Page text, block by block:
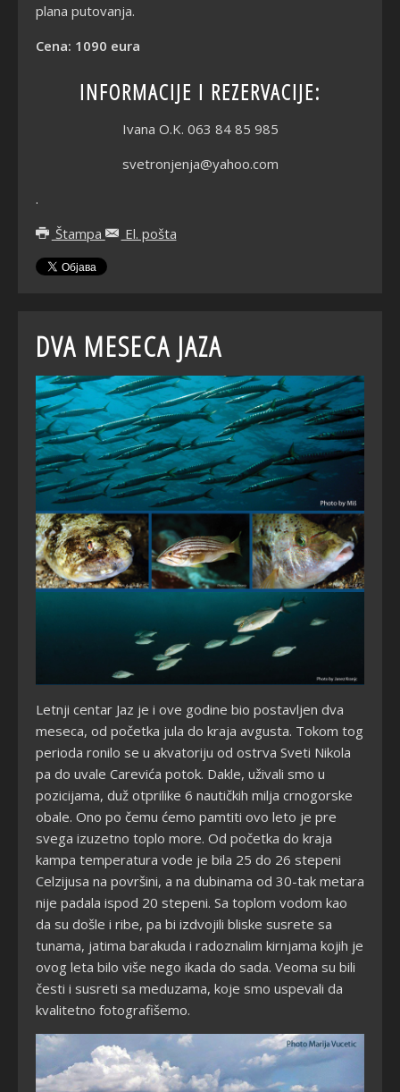
plana putovanja.
Cena: 1090 eura
INFORMACIJE I REZERVACIJE:
Ivana O.K. 063 84 85 985
svetronjenja@yahoo.com
.
Štampa
El. pošta
DVA MESECA JAZA
Letnji centar Jaz je i ove godine bio postavljen dva
meseca, od početka jula do kraja avgusta. Tokom tog
perioda ronilo se u akvatoriju od ostrva Sveti Nikola
pa do uvale Carevića potok. Dakle, uživali smo u
pozicijama, duž otprilike 6 nautičkih milja crnogorske
obale. Ono po čemu ćemo pamtiti ovo leto je pre
svega izuzetno toplo more. Od početka do kraja
kampa temperatura vode je bila 25 do 26 stepeni
Celzijusa na površini, a na dubinama od 30-tak metara
nije padala ispod 20 stepeni. Sa toplom vodom kao
da su došle i ribe, pa bi izdvojili bliske susrete sa
tunama, jatima barakuda i radoznalim kirnjama kojih je
ovog leta bilo više nego ikada do sada. Veoma su bili
česti i susreti sa meduzama, koje smo uspevali da
kvalitetno fotografišemo.